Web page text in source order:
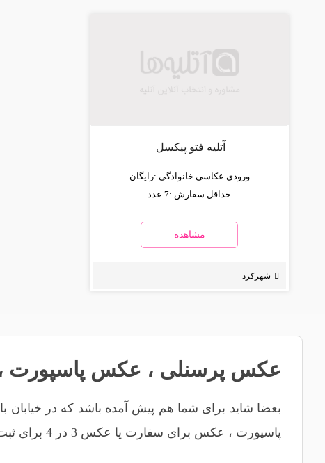
آتلیه فتو پیکسل
ورودی عکاسی خانوادگی :رایگان
حداقل سفارش :7 عدد
مشاهده
شهرکرد
عکس پرسنلی ، عکس پاسپورت
بعضا شاید برای شما هم پیش آمده باشد که در
پاسپورت ، عکس برای سفارت یا عکس 3 در 4 برای ثبت نام و ده ها نوع دیگر از شرایط که مجبور هستید به یک آتلیه عکاسی بروید و عکاسی کنید .